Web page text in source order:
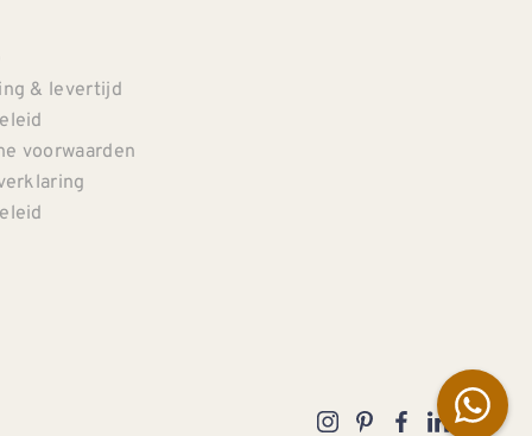
& levertijd
voorwaarden